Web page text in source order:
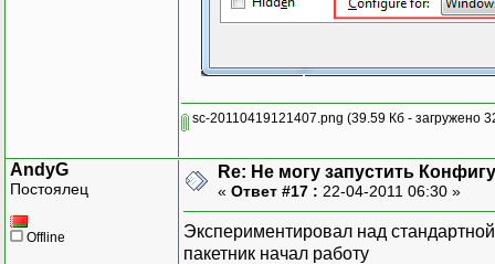
sc-20110419121407.png (39.59 Кб - загружено
AndyG
Постоялец
Offline
Re: Не могу запустить
« Ответ #17 : 22-04-2011 06:30 »
Экспериментировал над
пакетник начал работу